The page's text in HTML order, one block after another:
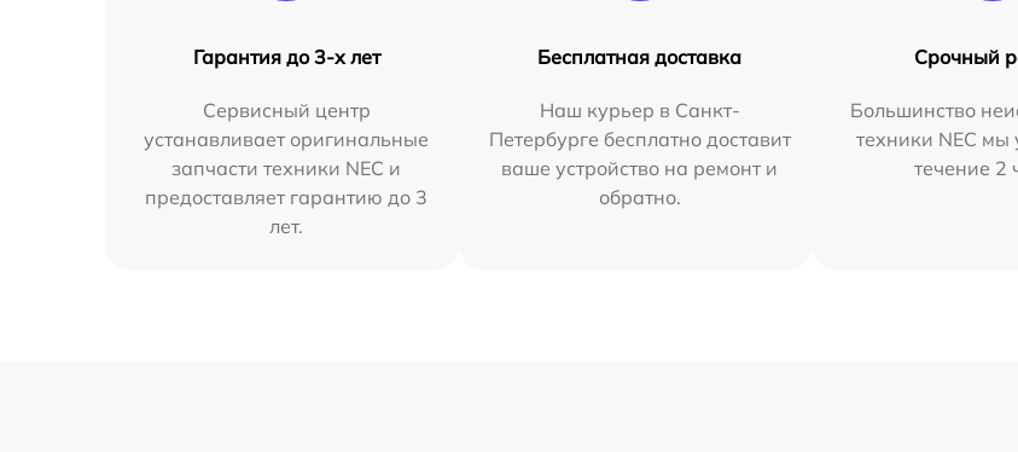
Гарантия до 3-х лет
Сервисный центр
устанавливает оригинальные
запчасти техники NEC и
предоставляет гарантию до 3
лет.
Бесплатная доставка
Наш курьер в Санкт-
Петербурге бесплатно доставит
ваше устройство на ремонт и
обратно.
Срочный
Большинство
техники NEC мы
течение 2